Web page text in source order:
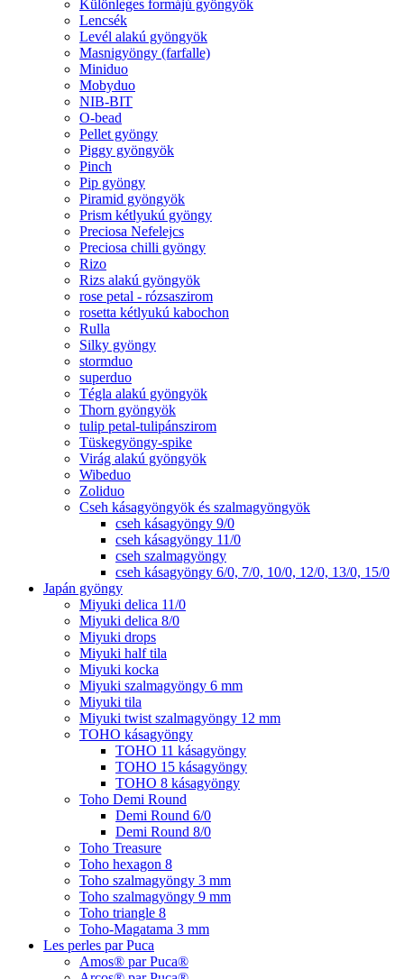
Különleges formájú gyöngyök
Lencsék
Levél alakú gyöngyök
Masnigyöngy (farfalle)
Miniduo
Mobyduo
NIB-BIT
O-bead
Pellet gyöngy
Piggy gyöngyök
Pinch
Pip gyöngy
Piramid gyöngyök
Prism kétlyukú gyöngy
Preciosa Nefelejcs
Preciosa chilli gyöngy
Rizo
Rizs alakú gyöngyök
rose petal - rózsaszirom
rosetta kétlyukú kabochon
Rulla
Silky gyöngy
stormduo
superduo
Tégla alakú gyöngyök
Thorn gyöngyök
tulip petal-tulipánszirom
Tüskegyöngy-spike
Virág alakú gyöngyök
Wibeduo
Zoliduo
Cseh kásagyöngyök és szalmagyöngyök
cseh kásagyöngy 9/0
cseh kásagyöngy 11/0
cseh szalmagyöngy
cseh kásagyöngy 6/0, 7/0, 10/0, 12/0, 13/0, 15/0
Japán gyöngy
Miyuki delica 11/0
Miyuki delica 8/0
Miyuki drops
Miyuki half tila
Miyuki kocka
Miyuki szalmagyöngy 6 mm
Miyuki tila
Miyuki twist szalmagyöngy 12 mm
TOHO kásagyöngy
TOHO 11 kásagyöngy
TOHO 15 kásagyöngy
TOHO 8 kásagyöngy
Toho Demi Round
Demi Round 6/0
Demi Round 8/0
Toho Treasure
Toho hexagon 8
Toho szalmagyöngy 3 mm
Toho szalmagyöngy 9 mm
Toho triangle 8
Toho-Magatama 3 mm
Les perles par Puca
Amos® par Puca®